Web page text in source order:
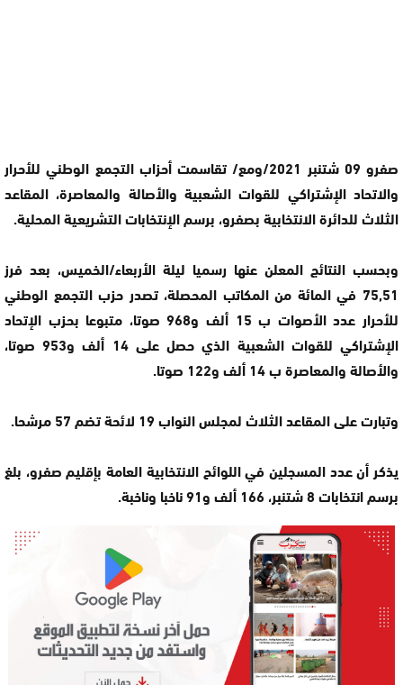
صفرو 09 شتنبر 2021/ومع/ تقاسمت أحزاب التجمع الوطني للأحرار
والاتحاد الإشتراكي للقوات الشعبية والأصالة والمعاصرة، المقاعد
الثلاث للدائرة الانتخابية بصفرو، برسم الإنتخابات التشريعية المحلية.
وبحسب النتائج المعلن عنها رسميا ليلة الأربعاء/الخميس، بعد فرز
75,51 في المائة من المكاتب المحصلة، تصدر حزب التجمع الوطني
للأحرار عدد الأصوات ب 15 ألف و968 صوتا، متبوعا بحزب الإتحاد
الإشتراكي للقوات الشعبية الذي حصل على 14 ألف و953 صوتا،
والأصالة والمعاصرة ب 14 ألف و122 صوتا.
وتبارت على المقاعد الثلاث لمجلس النواب 19 لائحة تضم 57 مرشحا.
يذكر أن عدد المسجلين في اللوائح الانتخابية العامة بإقليم صفرو، بلغ
برسم انتخابات 8 شتنبر، 166 ألف و91 ناخبا وناخبة.